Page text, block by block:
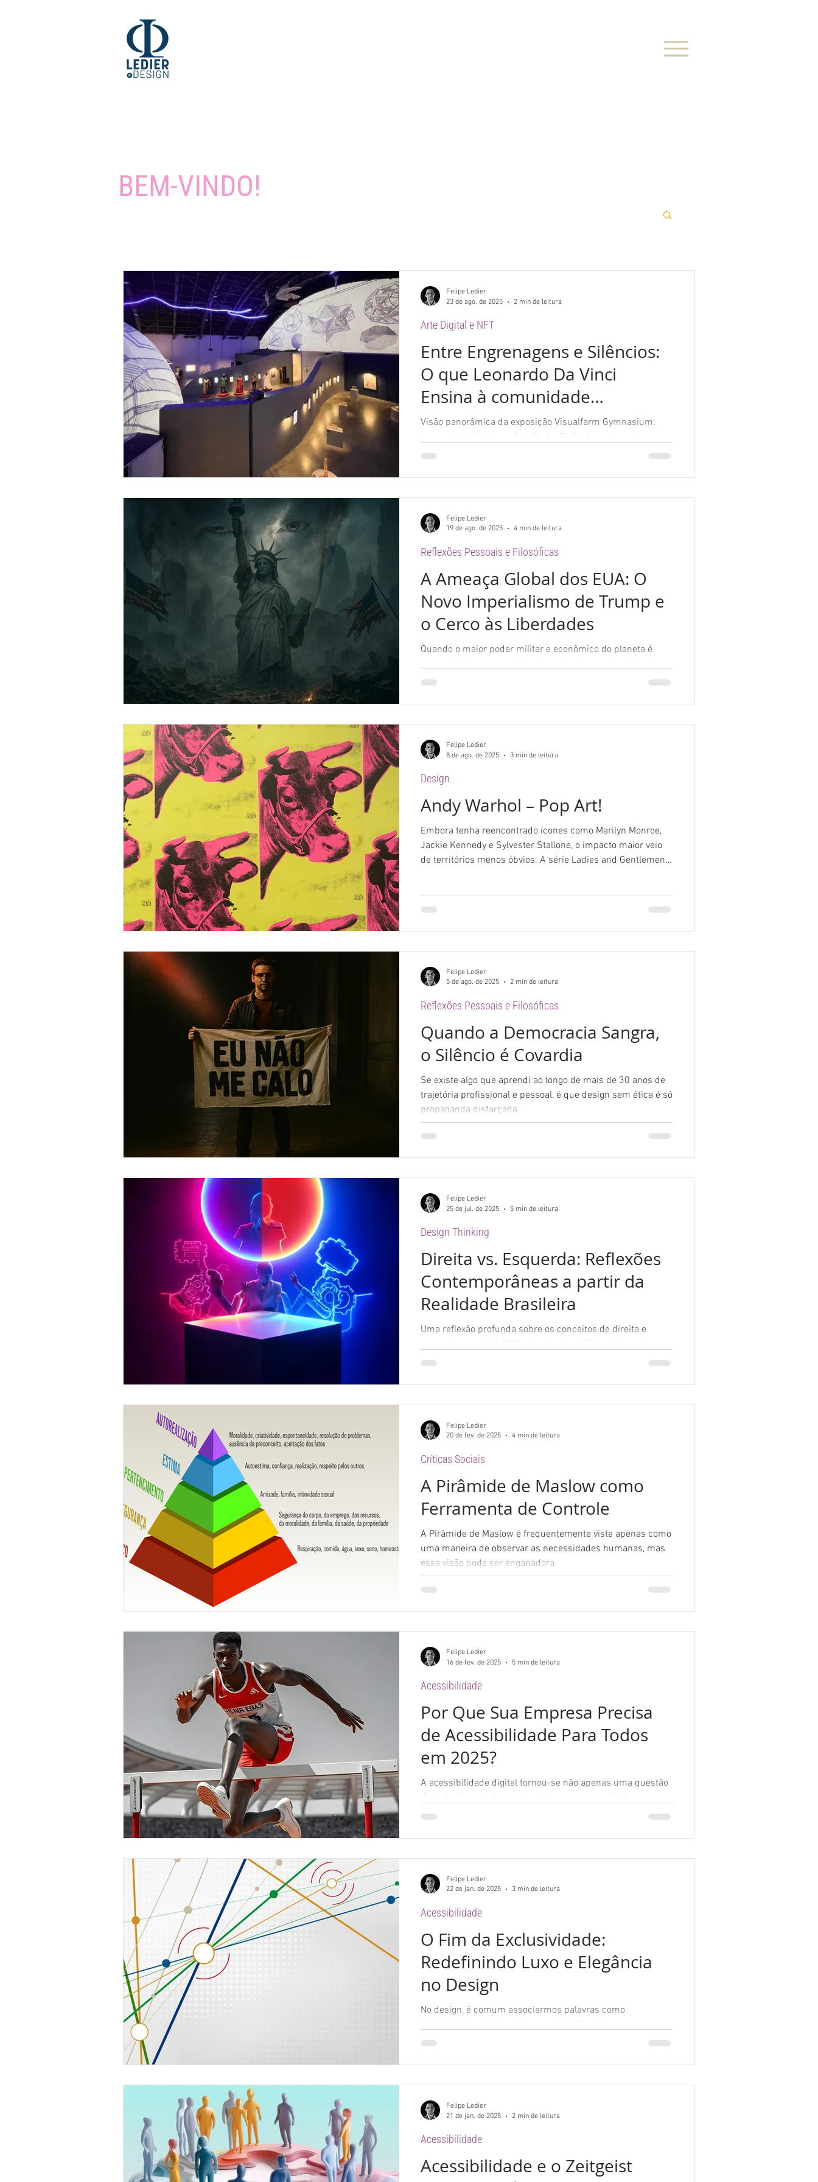
BEM-VINDO!
Entre Engrenagens e Silêncios:
O que Leonardo Da Vinci
Ensina à comunidade
LGBTQIA+
Visão panorâmica da exposição Visualfarm Gymnasium:
Leonardo da Vinci em São Paulo. Reflexões sobre arte,
ciência e identidade a partir...
Arte Digital e NFT
Felipe Ledier
23 de ago. de 2025
2 min de leitura
A Ameaça Global dos EUA: O
Novo Imperialismo de Trump e
o Cerco às Liberdades
Quando o maior poder militar e econômico do planeta é
comandado por um projeto de exclusão, o perigo deixa de
ser simbólico: é uma ameaça real à vida de milhões.
Reflexões Pessoais e Filosóficas
Felipe Ledier
19 de ago. de 2025
4 min de leitura
Andy Warhol – Pop Art!
Embora tenha reencontrado ícones como Marilyn Monroe,
Jackie Kennedy e Sylvester Stallone, o impacto maior veio
de territórios menos óbvios. A série Ladies and Gentlemen e
anos 1970.
Design
Felipe Ledier
8 de ago. de 2025
3 min de leitura
Quando a Democracia Sangra,
o Silêncio é Covardia
Se existe algo que aprendi ao longo de mais de 30 anos de
trajetória profissional e pessoal, é que design sem ética é só
propaganda disfarçada.
Reflexões Pessoais e Filosóficas
Felipe Ledier
5 de ago. de 2025
2 min de leitura
Direita vs. Esquerda: Reflexões
Contemporâneas a partir da
Realidade Brasileira
Uma reflexão profunda sobre os conceitos de direita e
esquerda no século XXI, articulando política, ética, cultura
visual e função social do design.
Design Thinking
Felipe Ledier
25 de jul. de 2025
5 min de leitura
A Pirâmide de Maslow como
Ferramenta de Controle
A Pirâmide de Maslow é frequentemente vista apenas como
uma maneira de observar as necessidades humanas, mas
essa visão pode ser enganadora
Críticas Sociais
Felipe Ledier
20 de fev. de 2025
4 min de leitura
Por Que Sua Empresa Precisa
de Acessibilidade Para Todos
em 2025?
A acessibilidade digital tornou-se não apenas uma questão
de inclusão social, mas também uma necessidade
empresarial fundamental.
Acessibilidade
Felipe Ledier
16 de fev. de 2025
5 min de leitura
O Fim da Exclusividade:
Redefinindo Luxo e Elegância
no Design
No design, é comum associarmos palavras como
“exclusivo” a sofisticação e prestígio. Mas já parou para
refletir o que realmente significa?
Acessibilidade
Felipe Ledier
22 de jan. de 2025
3 min de leitura
Acessibilidade e o Zeitgeist
Acessibilidade
Felipe Ledier
21 de jan. de 2025
2 min de leitura